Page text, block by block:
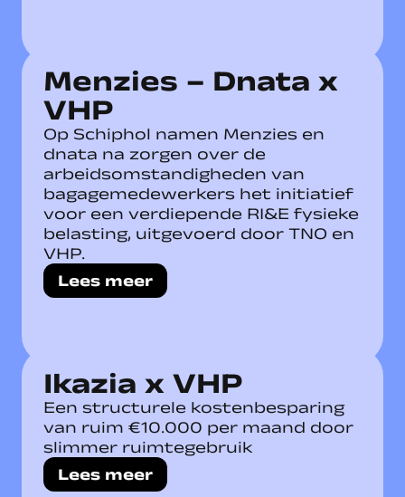
Menzies – Dnata x
VHP
Op Schiphol namen Menzies en
dnata na zorgen over de
arbeidsomstandigheden van
bagagemedewerkers het initiatief
voor een verdiepende RI&E fysieke
belasting, uitgevoerd door TNO en
VHP.
Lees meer
Ikazia x VHP
Een structurele kostenbesparing
van ruim €10.000 per maand door
slimmer ruimtegebruik
Lees meer